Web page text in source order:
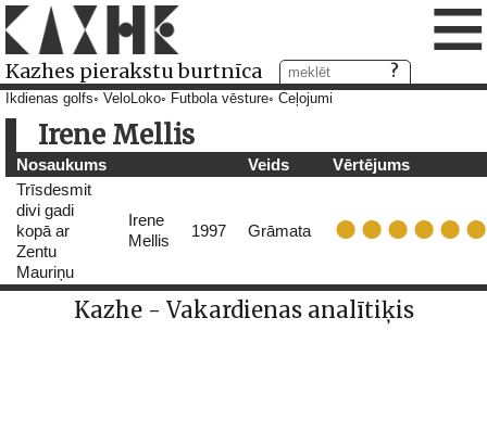
Kazhes pierakstu burtnīca ≡
Ikdienas golfs VeloLoko Futbola vēsture Ceļojumi
Irene Mellis
Nosaukums Veids
Vērtējums
Trīsdesmit
divi gadi
kopā ar
Zentu
Mauriņu
Irene
Mellis
1997 Grāmata
Kazhe - Vakardienas analītiķis